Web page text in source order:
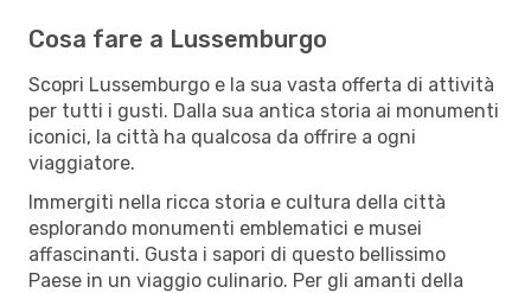
Cosa fare a Lussemburgo
Scopri Lussemburgo e la sua vasta offerta di attività
per tutti i gusti. Dalla sua antica storia ai monumenti
iconici, la città ha qualcosa da offrire a ogni
viaggiatore.
Immergiti nella ricca storia e cultura della città
esplorando monumenti emblematici e musei
affascinanti. Gusta i sapori di questo bellissimo
Paese in un viaggio culinario. Per gli amanti della